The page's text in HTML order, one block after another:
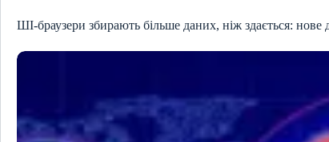
ШІ-браузери збирають більше даних, ніж здається: нове